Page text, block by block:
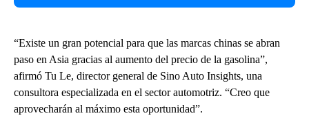
“Existe un gran potencial para que las marcas chinas se abran
paso en Asia gracias al aumento del precio de la gasolina”,
afirmó Tu Le, director general de Sino Auto Insights, una
consultora especializada en el sector automotriz. “Creo que
aprovecharán al máximo esta oportunidad”.